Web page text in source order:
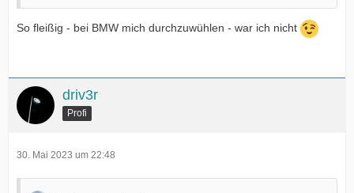
So fleißig - bei BMW mich durchzuwühlen - war ich nicht
driv3r
Profi
30. Mai 2023 um 22:48